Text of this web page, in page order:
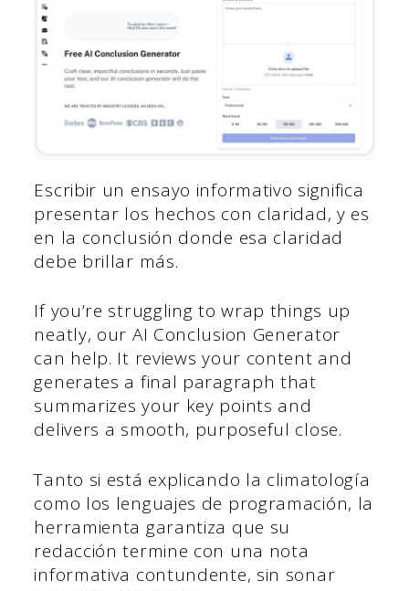
Escribir un ensayo informativo significa
presentar los hechos con claridad, y es
en la conclusión donde esa claridad
debe brillar más.
If you’re struggling to wrap things up
neatly, our AI Conclusion Generator
can help. It reviews your content and
generates a final paragraph that
summarizes your key points and
delivers a smooth, purposeful close.
Tanto si está explicando la climatología
como los lenguajes de programación, la
herramienta garantiza que su
redacción termine con una nota
informativa contundente, sin sonar